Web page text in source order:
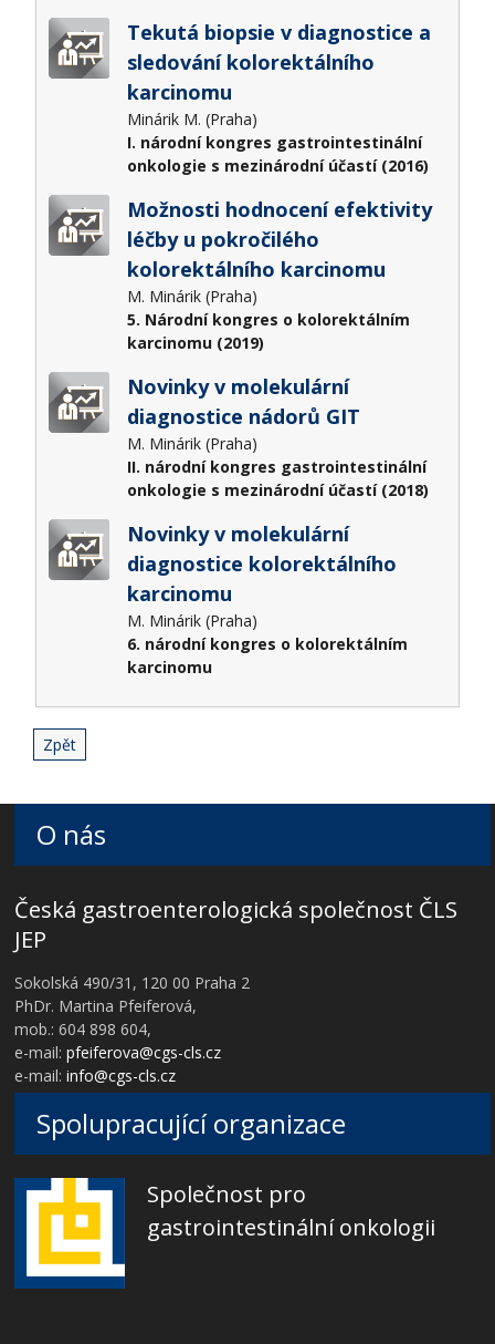
Tekutá biopsie v diagnostice a
sledování kolorektálního
karcinomu
Minárik M. (Praha)
I. národní kongres gastrointestinální
onkologie s mezinárodní účastí (2016)
Možnosti hodnocení efektivity
léčby u pokročilého
kolorektálního karcinomu
M. Minárik (Praha)
5. Národní kongres o kolorektálním
karcinomu (2019)
Novinky v molekulární
diagnostice nádorů GIT
M. Minárik (Praha)
II. národní kongres gastrointestinální
onkologie s mezinárodní účastí (2018)
Novinky v molekulární
diagnostice kolorektálního
karcinomu
M. Minárik (Praha)
6. národní kongres o kolorektálním
karcinomu
Zpět
O nás
Česká gastroenterologická společnost ČLS
JEP
Sokolská 490/31, 120 00 Praha 2
PhDr. Martina Pfeiferová,
mob.: 604 898 604,
e-mail:pfeiferova@cgs-cls.cz
e-mail:info@cgs-cls.cz
Spolupracující organizace
Společnost pro
gastrointestinální onkologii